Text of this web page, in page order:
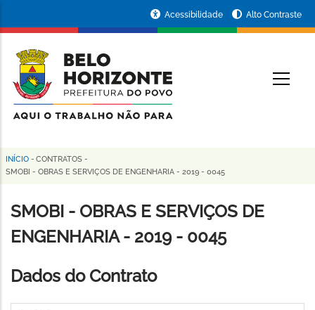
conteúdo
principal
da
Prefeitura
de
Horizonte
Acessibilidade Alto Contraste
Trilha
navegação
INÍCIO - CONTRATOS -
SMOBI - OBRAS E SERVIÇOS DE ENGENHARIA - 2019 - 0045
SMOBI - OBRAS E SERVIÇOS DE
ENGENHARIA - 2019 - 0045
Dados do Contrato